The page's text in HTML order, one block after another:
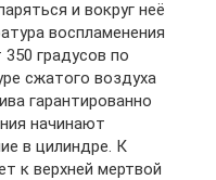
и вокруг неё
воспламенения
градусов по
сжатого воздуха
гарантированно
начинают
в цилиндре. К
к верхней мертвой